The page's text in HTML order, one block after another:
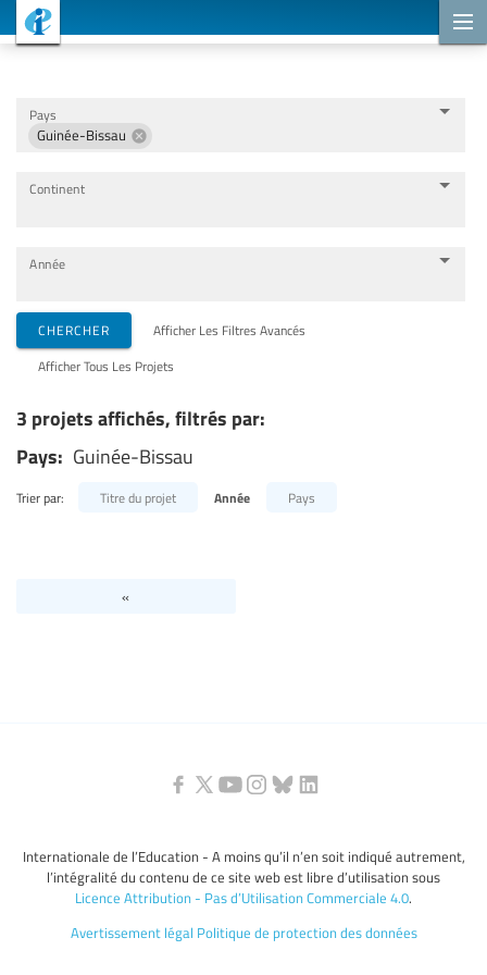
Pays
Guinée-Bissau
Continent
Année
Organisations de mise en œuvre
Thèmes
CHERCHER Afficher Les Filtres Avancés
Afficher Tous Les Projets
3 projets affichés, filtrés par:
Pays: Guinée-Bissau
Trier par: Titre du projet Année Pays
«
Internationale de l’Education - A moins qu’il n’en soit indiqué autrement,
l’intégralité du contenu de ce site web est libre d’utilisation sous
Licence Attribution - Pas d’Utilisation Commerciale 4.0.
Avertissement légal Politique de protection des données